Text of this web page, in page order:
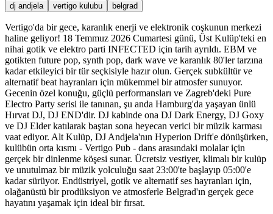
dj andjela
vertigo kulubu belgrad
Vertigo'da bir gece, karanlık enerji ve elektronik coşkunun merkezi
haline geliyor! 18 Temmuz 2026 Cumartesi günü, Üst Kulüp'teki en
nihai gotik ve elektro parti INFECTED için tarih ayrıldı. EBM ve
gotikten future pop, synth pop, dark wave ve karanlık 80'ler tarzına
kadar etkileyici bir tür seçkisiyle hazır olun. Gerçek subkültür ve
alternatif beat hayranları için mükemmel bir atmosfer sunuyor.
Gecenin özel konuğu, güçlü performansları ve Zagreb'deki Pure
Electro Party serisi ile tanınan, şu anda Hamburg'da yaşayan ünlü
Hırvat DJ, DJ END'dir. DJ kabinde ona DJ Dark Energy, DJ Goxy
ve DJ Elder katılarak baştan sona heyecan verici bir müzik karması
vaat ediyor. Alt Kulüp, DJ Andjela'nın Hyperion Drift'e dönüşürken,
kulübün orta kısmı - Vertigo Pub - dans arasındaki molalar için
gerçek bir dinlenme köşesi sunar. Ücretsiz vestiyer, klimalı bir kulüp
ve unutulmaz bir müzik yolculuğu saat 23:00'te başlayıp 05:00'e
kadar sürüyor. Endüstriyel, gotik ve alternatif ses hayranları için,
olağanüstü bir prodüksiyon ve atmosferle Belgrad'ın gerçek gece
hayatını yaşamak için ideal bir fırsat.